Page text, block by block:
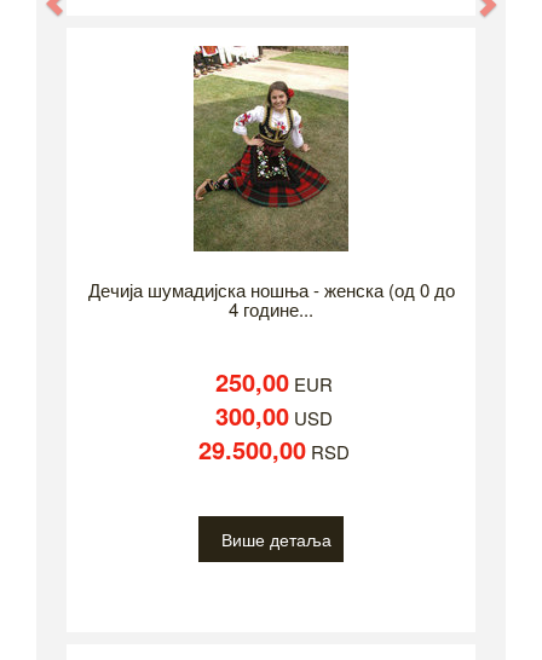
Дечија шумадијска ношња - женска (од 0 до
4 године...
250,00 EUR
300,00 USD
29.500,00 RSD
Више детаља